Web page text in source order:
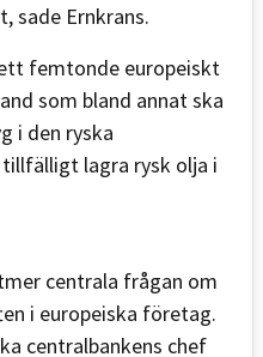
sade Ernkrans.
femtonde europeiskt
som bland annat ska
i den ryska
lagra rysk olja i
centrala frågan om
i europeiska företag.
centralbankens chef